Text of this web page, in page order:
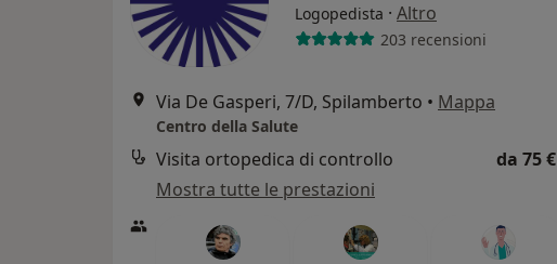
Logopedista · Altro
203 recensioni
Via De Gasperi, 7/D, Spilamberto • Mappa
Centro della Salute
Visita ortopedica di controllo
da 75 €
Mostra tutte le prestazioni